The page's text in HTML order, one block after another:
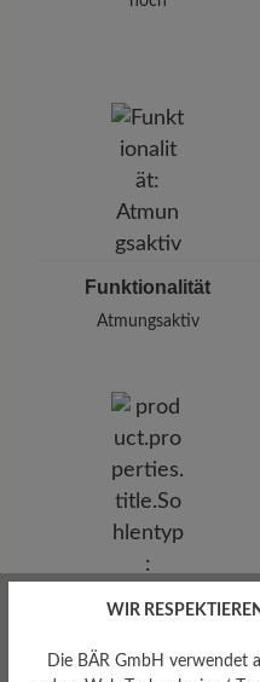
Funktionalität
Atmungsaktiv
WIR
Die BÄR GmbH verwendet